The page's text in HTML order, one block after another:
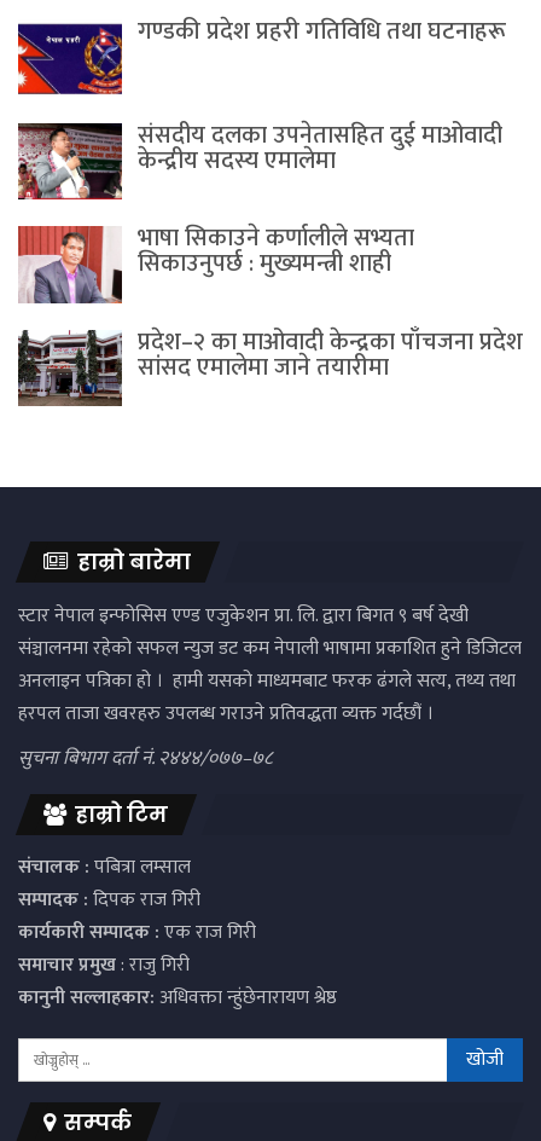
गण्डकी प्रदेश प्रहरी गतिविधि तथा घटनाहरू
संसदीय दलका उपनेतासहित दुई माओवादी
केन्द्रीय सदस्य एमालेमा
भाषा सिकाउने कर्णालीले सभ्यता
सिकाउनुपर्छ : मुख्यमन्त्री शाही
प्रदेश–२ का माओवादी केन्द्रका पाँचजना प्रदेश
सांसद एमालेमा जाने तयारीमा
हाम्रो बारेमा
स्टार नेपाल इन्फोसिस एण्ड एजुकेशन प्रा. लि. द्वारा बिगत ९ बर्ष देखी
संञ्चालनमा रहेको सफल न्युज डट कम नेपाली भाषामा प्रकाशित हुने डिजिटल
अनलाइन पत्रिका हो । हामी यसको माध्यमबाट फरक ढंगले सत्य, तथ्य तथा
हरपल ताजा खवरहरु उपलब्ध गराउने प्रतिवद्धता व्यक्त गर्दछौं ।
सुचना बिभाग दर्ता नं. २४४४/०७७–७८
हाम्रो टिम
संचालक :पबित्रा लम्साल
सम्पादक :दिपक राज गिरी
कार्यकारी सम्पादक :एक राज गिरी
समाचार प्रमुख: राजु गिरी
कानुनी सल्लाहकार:अधिवक्ता न्हुंछेनारायण श्रेष्ठ
सम्पर्क